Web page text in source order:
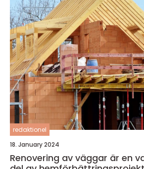
redaktionel
18. January 2024
Renovering av väggar är en